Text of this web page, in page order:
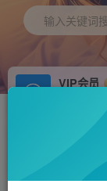
输入关键词
VIP会员
免费下载全
站长V：